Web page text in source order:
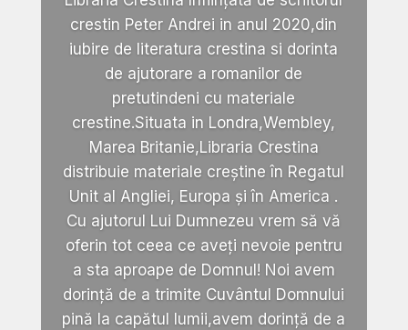
crestin Peter Andrei in anul 2020,din
iubire de literatura crestina si dorinta
de ajutorare a romanilor de
pretutindeni cu materiale
crestine.Situata in Londra,Wembley,
Marea Britanie,Libraria Crestina
distribuie materiale creștine în Regatul
Unit al Angliei, Europa și în America .
Cu ajutorul Lui Dumnezeu vrem să vă
oferin tot ceea ce aveți nevoie pentru
a sta aproape de Domnul! Noi avem
dorință de a trimite Cuvântul Domnului
pină la capătul lumii,avem dorință de a